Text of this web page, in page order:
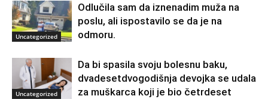
Uncategorized
Odlučila sam da iznenadim muža na
poslu, ali ispostavilo se da je na
odmoru.
Uncategorized
Da bi spasila svoju bolesnu baku,
dvadesetdvogodišnja devojka se udala
za muškarca koji je bio četrdeset